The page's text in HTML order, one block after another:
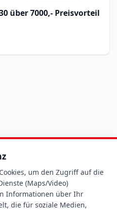
über 7000,- Preisvorteil
um den Zugriff auf die
(Maps/Video)
Informationen über Ihr
die für soziale Medien,